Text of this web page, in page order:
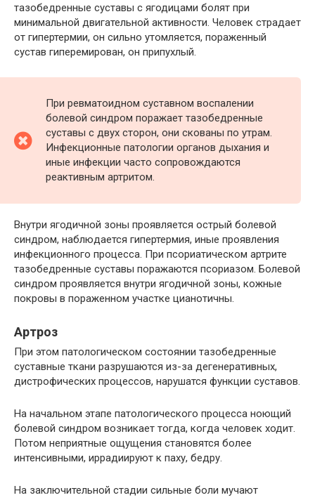
тазобедренные суставы с ягодицами болят при
минимальной двигательной активности. Человек страдает
от гипертермии, он сильно утомляется, пораженный
сустав гиперемирован, он припухлый.
При ревматоидном суставном воспалении
болевой синдром поражает тазобедренные
суставы с двух сторон, они скованы по утрам.
Инфекционные патологии органов дыхания и
иные инфекции часто сопровождаются
реактивным артритом.
Внутри ягодичной зоны проявляется острый болевой
синдром, наблюдается гипертермия, иные проявления
инфекционного процесса. При псориатическом артрите
тазобедренные суставы поражаются псориазом. Болевой
синдром проявляется внутри ягодичной зоны, кожные
покровы в пораженном участке цианотичны.
Артроз
При этом патологическом состоянии тазобедренные
суставные ткани разрушаются из-за дегенеративных,
дистрофических процессов, нарушатся функции суставов.
На начальном этапе патологического процесса ноющий
болевой синдром возникает тогда, когда человек ходит.
Потом неприятные ощущения становятся более
интенсивными, иррадиируют к паху, бедру.
На заключительной стадии сильные боли мучают